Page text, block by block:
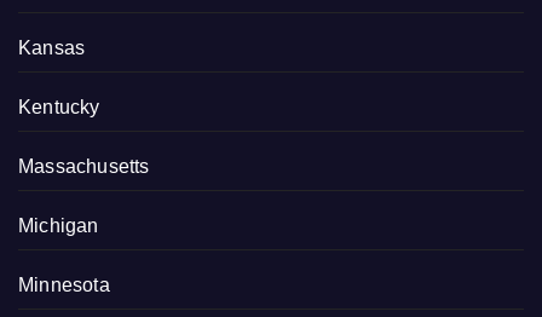
Kansas
Kentucky
Massachusetts
Michigan
Minnesota